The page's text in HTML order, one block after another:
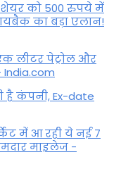
शेयर को 500 रुपये में
का बड़ा एलान!
लीटर पेट्रोल और
है कंपनी, Ex-date
में आ रही ये नई 7
माइलेज -